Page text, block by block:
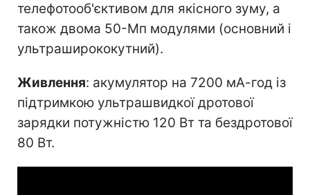
телефотооб'єктивом для якісного зуму, а
також двома 50-Мп модулями (основний і
ультраширококутний).
Живлення: акумулятор на 7200 мА-год із
підтримкою ультрашвидкої дротової
зарядки потужністю 120 Вт та бездротової
80 Вт.